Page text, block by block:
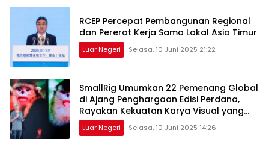
RCEP Percepat Pembangunan Regional
dan Pererat Kerja Sama Lokal Asia Timur
Luar Negeri Selasa, 10 Juni 2025 21:22
SmallRig Umumkan 22 Pemenang Global
di Ajang Penghargaan Edisi Perdana,
Rayakan Kekuatan Karya Visual yang
Menginspirasi Dunia
Luar Negeri Selasa, 10 Juni 2025 14:26